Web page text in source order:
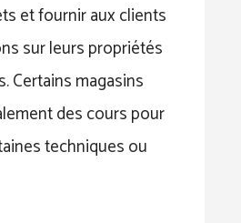
et fournir aux clients
sur leurs propriétés
Certains magasins
des cours pour
techniques ou